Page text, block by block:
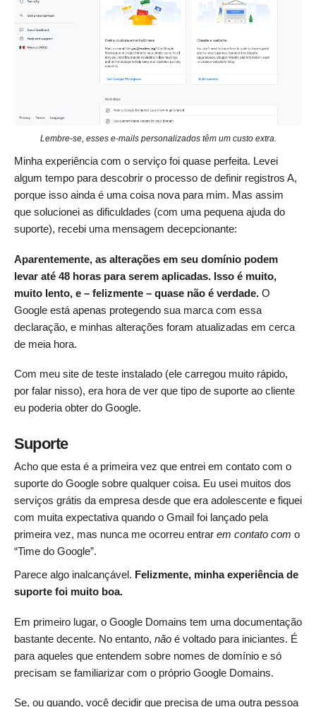
Lembre-se, esses e-mails personalizados têm um custo extra.
Minha experiência com o serviço foi quase perfeita. Levei
algum tempo para descobrir o processo de definir registros A,
porque isso ainda é uma coisa nova para mim. Mas assim
que solucionei as dificuldades (com uma pequena ajuda do
suporte), recebi uma mensagem decepcionante:
Aparentemente, as alterações em seu domínio podem
levar até 48 horas para serem aplicadas. Isso é muito,
muito lento, e – felizmente – quase não é verdade. O
Google está apenas protegendo sua marca com essa
declaração, e minhas alterações foram atualizadas em cerca
de meia hora.
Com meu site de teste instalado (ele carregou muito rápido,
por falar nisso), era hora de ver que tipo de suporte ao cliente
eu poderia obter do Google.
Suporte
Acho que esta é a primeira vez que entrei em contato com o
suporte do Google sobre qualquer coisa. Eu usei muitos dos
serviços grátis da empresa desde que era adolescente e fiquei
com muita expectativa quando o Gmail foi lançado pela
primeira vez, mas nunca me ocorreu entrar em contato com o
“Time do Google”.
Parece algo inalcançável. Felizmente, minha experiência de
suporte foi muito boa.
Em primeiro lugar, o Google Domains tem uma documentação
bastante decente. No entanto, não é voltado para iniciantes. É
para aqueles que entendem sobre nomes de domínio e só
precisam se familiarizar com o próprio Google Domains.
Se, ou quando, você decidir que precisa de uma outra pessoa